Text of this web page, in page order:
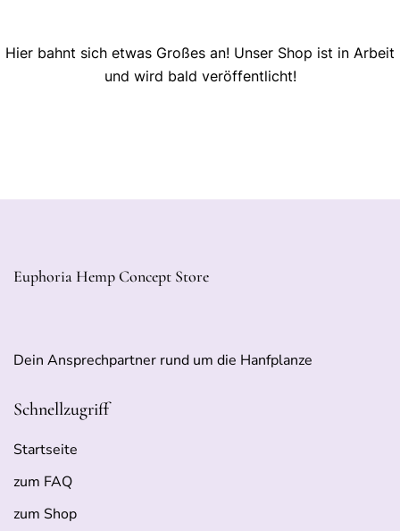
Hier bahnt sich etwas Großes an! Unser Shop ist in Arbeit
und wird bald veröffentlicht!
Euphoria Hemp Concept Store
Dein Ansprechpartner rund um die Hanfplanze
Schnellzugriff
Startseite
zum FAQ
zum Shop